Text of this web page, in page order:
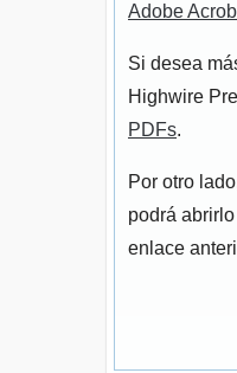
Adobe
Si desea
Highwire
PDFs.
Por otro
podrá
enlace